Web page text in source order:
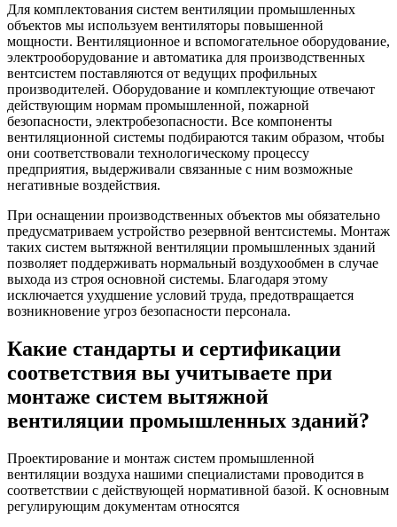
Для комплектования систем вентиляции промышленных
объектов мы используем вентиляторы повышенной
мощности. Вентиляционное и вспомогательное оборудование,
электрооборудование и автоматика для производственных
вентсистем поставляются от ведущих профильных
производителей. Оборудование и комплектующие отвечают
действующим нормам промышленной, пожарной
безопасности, электробезопасности. Все компоненты
вентиляционной системы подбираются таким образом, чтобы
они соответствовали технологическому процессу
предприятия, выдерживали связанные с ним возможные
негативные воздействия.
При оснащении производственных объектов мы обязательно
предусматриваем устройство резервной вентсистемы. Монтаж
таких систем вытяжной вентиляции промышленных зданий
позволяет поддерживать нормальный воздухообмен в случае
выхода из строя основной системы. Благодаря этому
исключается ухудшение условий труда, предотвращается
возникновение угроз безопасности персонала.
Какие стандарты и сертификации
соответствия вы учитываете при
монтаже систем вытяжной
вентиляции промышленных зданий?
Проектирование и монтаж систем промышленной
вентиляции воздуха нашими специалистами проводится в
соответствии с действующей нормативной базой. К основным
регулирующим документам относятся